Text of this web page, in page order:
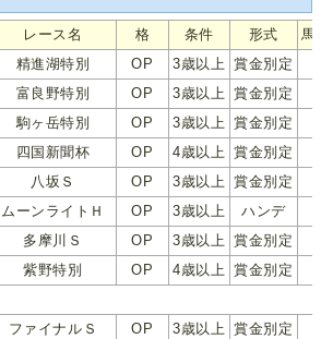
レース名 格 条件 形式
馬
精進湖特別 OP 3歳以上 賞金別定
富良野特別 OP 3歳以上 賞金別定
駒ヶ岳特別 OP 3歳以上 賞金別定
四国新聞杯 OP 4歳以上 賞金別定
八坂Ｓ OP 3歳以上 賞金別定
ムーンライトＨ OP 3歳以上 ハンデ
多摩川Ｓ OP 3歳以上 賞金別定
紫野特別 OP 4歳以上 賞金別定
ファイナルＳ OP 3歳以上 賞金別定